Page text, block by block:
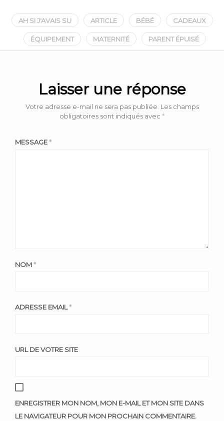
AH SI J'AVAIS SU ARTICLE BÉBÉ CADEAUX
ÉQUIPEMENT MATERNITÉ PARENT ÉPUISÉ
Laisser une réponse
Votre adresse e-mail ne sera pas publiée. Les champs
obligatoires sont indiqués avec *
MESSAGE*
NOM*
ADRESSE EMAIL*
URL DE VOTRE SITE
ENREGISTRER MON NOM, MON E-MAIL ET MON SITE DANS
LE NAVIGATEUR POUR MON PROCHAIN COMMENTAIRE.